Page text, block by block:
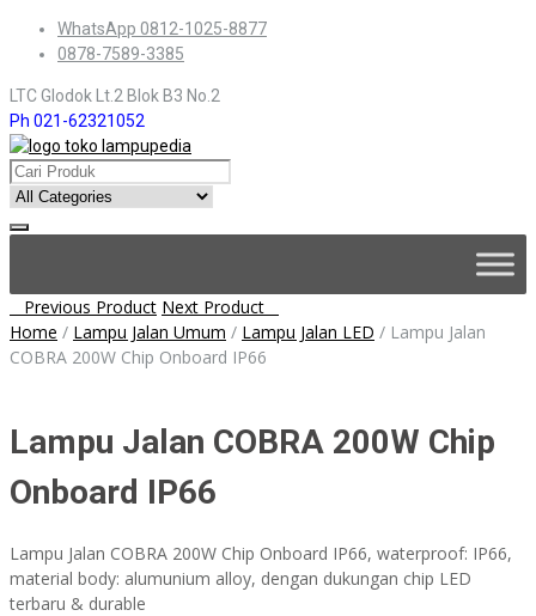
Skip
WhatsApp 0812-1025-8877
0878-7589-3385
LTC Glodok Lt.2 Blok B3 No.2
Ph 021-62321052
content
Post
navigation
Previous Product Next Product
Home / Lampu Jalan Umum / Lampu Jalan LED / Lampu Jalan
COBRA 200W Chip Onboard IP66
Lampu Jalan COBRA 200W Chip
Onboard IP66
Lampu Jalan COBRA 200W Chip Onboard IP66, waterproof: IP66,
material body: alumunium alloy, dengan dukungan chip LED
terbaru & durable